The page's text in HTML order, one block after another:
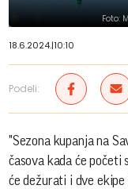
Foto:
18.6.2024.|10:10
Podeli:
"Sezona kupanja na
časova kada će početi
će dežurati i dve